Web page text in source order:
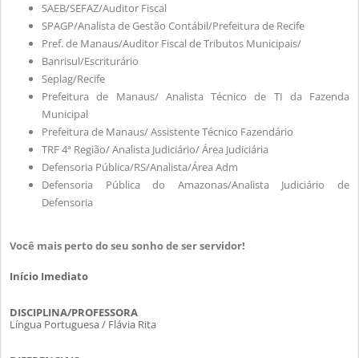
SAEB/SEFAZ/Auditor Fiscal
SPAGP/Analista de Gestão Contábil/Prefeitura de Recife
Pref. de Manaus/Auditor Fiscal de Tributos Municipais/
Banrisul/Escriturário
Seplag/Recife
Prefeitura de Manaus/ Analista Técnico de TI da Fazenda
Municipal
Prefeitura de Manaus/ Assistente Técnico Fazendário
TRF 4ª Região/ Analista Judiciário/ Área Judiciária
Defensoria Pública/RS/Analista/Área Adm
Defensoria Pública do Amazonas/Analista Judiciário de
Defensoria
Você mais perto do seu sonho de ser servidor!
Início Imediato
DISCIPLINA/PROFESSORA
Língua Portuguesa / Flávia Rita